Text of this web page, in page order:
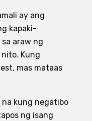
ay ang
kapaki-
araw ng
Kung
mas mataas
na kung negatibo
ng isang